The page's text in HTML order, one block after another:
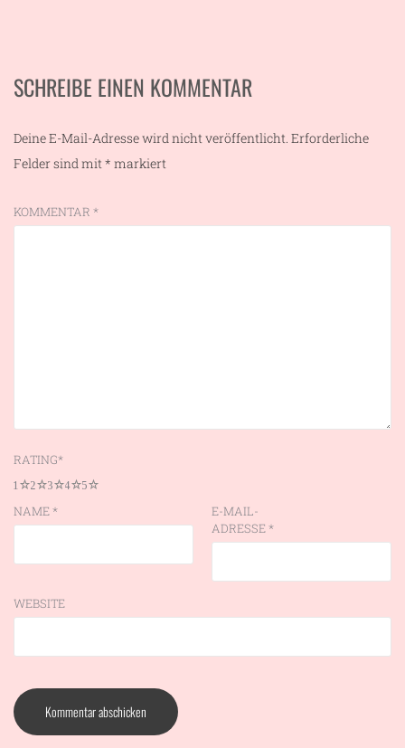
SCHREIBE EINEN KOMMENTAR
Deine E-Mail-Adresse wird nicht veröffentlicht. Erforderliche
Felder sind mit* markiert
KOMMENTAR *
RATING*
5
4
3
2
1
NAME*
E-MAIL-
ADRESSE*
WEBSITE